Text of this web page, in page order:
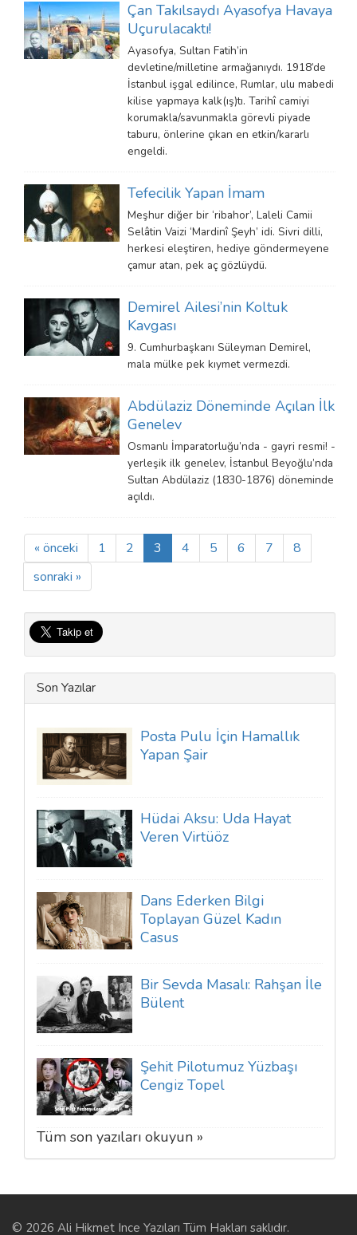
Çan Takılsaydı Ayasofya Havaya
Uçurulacaktı!
Ayasofya, Sultan Fatih’in
devletine/milletine armağanıydı. 1918’de
İstanbul işgal edilince, Rumlar, ulu mabedi
kilise yapmaya kalk(ış)tı. Tarihî camiyi
korumakla/savunmakla görevli piyade
taburu, önlerine çıkan en etkin/kararlı
engeldi.
Tefecilik Yapan İmam
Meşhur diğer bir ‘ribahor’, Laleli Camii
Selâtin Vaizi ‘Mardinî Şeyh’ idi. Sivri dilli,
herkesi eleştiren, hediye göndermeyene
çamur atan, pek aç gözlüydü.
Demirel Ailesi’nin Koltuk
Kavgası
9. Cumhurbaşkanı Süleyman Demirel,
mala mülke pek kıymet vermezdi.
Abdülaziz Döneminde Açılan İlk
Genelev
Osmanlı İmparatorluğu’nda - gayri resmi! -
yerleşik ilk genelev, İstanbul Beyoğlu’nda
Sultan Abdülaziz (1830-1876) döneminde
açıldı.
« önceki 1 2 3 4 5 6 7
8
sonraki »
Son Yazılar
Posta Pulu İçin Hamallık
Yapan Şair
Hüdai Aksu: Uda Hayat
Veren Virtüöz
Dans Ederken Bilgi
Toplayan Güzel Kadın
Casus
Bir Sevda Masalı: Rahşan İle
Bülent
Şehit Pilotumuz Yüzbaşı
Cengiz Topel
Tüm son yazıları okuyun »
© 2026 Ali Hikmet Ince Yazıları Tüm Hakları saklıdır.